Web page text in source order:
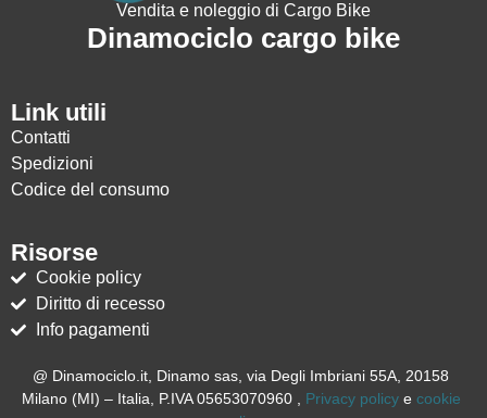
Vendita e noleggio di Cargo Bike
Dinamociclo cargo bike
Link utili
Contatti
Spedizioni
Codice del consumo
Risorse
Cookie policy
Diritto di recesso
Info pagamenti
@ Dinamociclo.it, Dinamo sas, via Degli Imbriani 55A, 20158
Milano (MI) – Italia, P.IVA 05653070960 , Privacy policye cookie